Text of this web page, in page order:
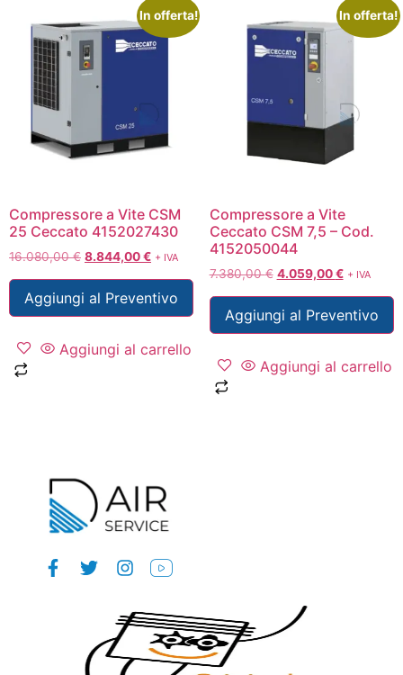
In offerta!
Compressore a Vite CSM
25 Ceccato 4152027430
16.080,00€ 8.844,00€ + IVA
Aggiungi al Preventivo
Aggiungi al carrello
In offerta!
Compressore a Vite
Ceccato CSM 7,5 – Cod.
4152050044
7.380,00€ 4.059,00€ + IVA
Aggiungi al Preventivo
Aggiungi al carrello